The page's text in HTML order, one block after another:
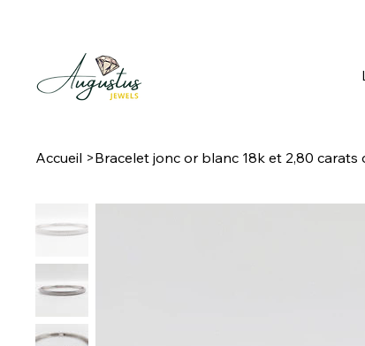
Accueil >Bracelet jonc or blanc 18k et 2,80